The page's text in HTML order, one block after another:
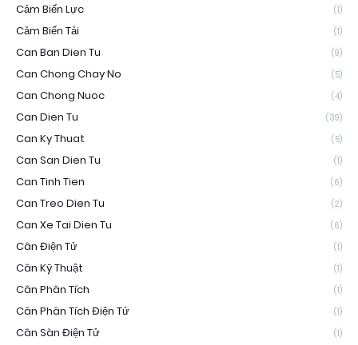
Cảm Biến Lực (1)
Cảm Biến Tải (1)
Can Ban Dien Tu (9)
Can Chong Chay No (5)
Can Chong Nuoc (4)
Can Dien Tu (39)
Can Ky Thuat (5)
Can San Dien Tu (1)
Can Tinh Tien (6)
Can Treo Dien Tu (2)
Can Xe Tai Dien Tu (6)
Cân Điện Tử (1)
Cân Kỹ Thuật (1)
Cân Phân Tích (1)
Cân Phân Tích Điện Tử (1)
Cân Sàn Điện Tử (1)